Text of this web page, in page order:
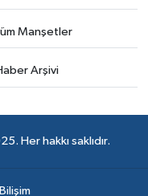
Manşetler
Arşivi
Her hakkı saklıdır.